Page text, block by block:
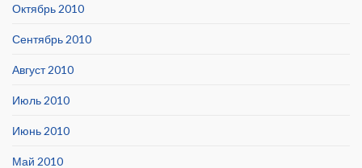
Октябрь 2010
Сентябрь 2010
Август 2010
Июль 2010
Июнь 2010
Май 2010